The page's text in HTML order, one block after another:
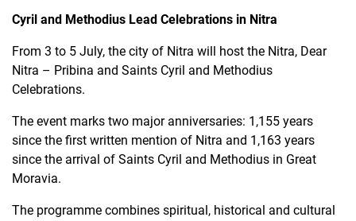
Cyril and Methodius Lead Celebrations in Nitra
From 3 to 5 July, the city of Nitra will host the Nitra, Dear
Nitra – Pribina and Saints Cyril and Methodius
Celebrations.
The event marks two major anniversaries: 1,155 years
since the first written mention of Nitra and 1,163 years
since the arrival of Saints Cyril and Methodius in Great
Moravia.
The programme combines spiritual, historical and cultural